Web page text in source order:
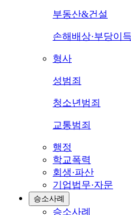
부동산&건설
손해배상·부당이득
형사
성범죄
청소년범죄
교통범죄
행정
학교폭력
회생·파산
기업법무·자문
승소사례
승소사례